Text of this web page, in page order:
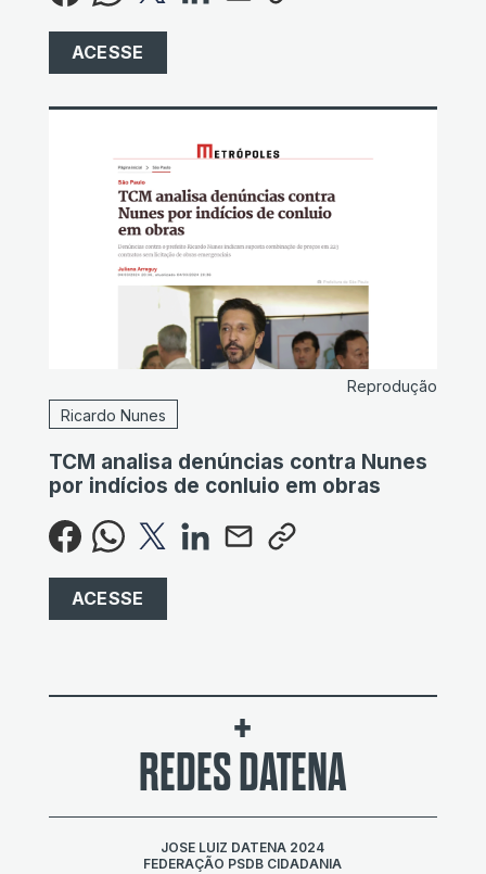
ACESSE
Reprodução
Ricardo Nunes
TCM analisa denúncias contra Nunes
por indícios de conluio em obras
ACESSE
+
REDES DATENA
JOSE LUIZ DATENA 2024
FEDERAÇÃO PSDB CIDADANIA